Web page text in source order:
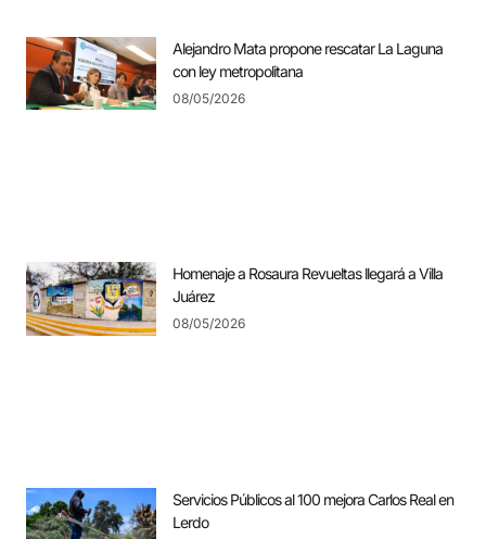
Alejandro Mata propone rescatar La Laguna
con ley metropolitana
08/05/2026
Homenaje a Rosaura Revueltas llegará a Villa
Juárez
08/05/2026
Servicios Públicos al 100 mejora Carlos Real en
Lerdo